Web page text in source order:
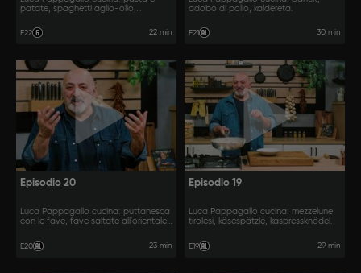
patate, spaghetti aglio-olio,
E22 22 min
adobo di pollo, kaldereta.
E21 30 min
Episodio 20
Luca Pappagallo cucina: puttanesca
con le fave, fave saltate all'orientale,
E20 23 min
Episodio 19
Luca Pappagallo cucina: mezzelune
tirolesi, käsespätzle, kaspressknödel.
E19 29 min